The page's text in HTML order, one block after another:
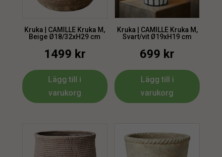
Kruka | CAMILLE Kruka M,
Beige Ø18/32xH29 cm
1499 kr
Lägg till i
varukorg
Kruka | CAMILLE Kruka M,
Svart/vit Ø19xH19 cm
699 kr
Lägg till i
varukorg